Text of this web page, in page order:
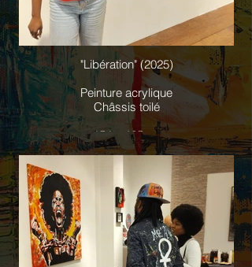
"Libération" (2025)
Peinture acrylique
Châssis toilé
154 x 165cm